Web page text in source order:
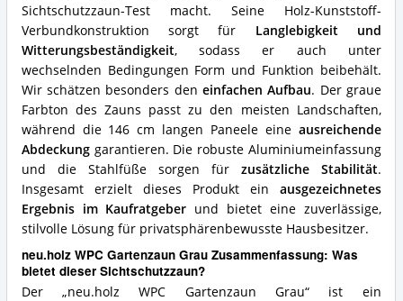
Sichtschutzzaun-Test macht. Seine Holz-Kunststoff-
Verbundkonstruktion sorgt für Langlebigkeit und
Witterungsbeständigkeit, sodass er auch unter
wechselnden Bedingungen Form und Funktion beibehält.
Wir schätzen besonders den einfachen Aufbau. Der graue
Farbton des Zauns passt zu den meisten Landschaften,
während die 146 cm langen Paneele eine ausreichende
Abdeckunggarantieren. Die robuste Aluminiumeinfassung
und die Stahlfüße sorgen für zusätzliche Stabilität.
Insgesamt erzielt dieses Produkt ein ausgezeichnetes
Ergebnis im Kaufratgeber und bietet eine zuverlässige,
stilvolle Lösung für privatsphärenbewusste Hausbesitzer.
neu.holz WPC Gartenzaun Grau Zusammenfassung: Was
bietet dieser Sichtschutzzaun?
Der „neu.holz WPC Gartenzaun Grau“ ist ein